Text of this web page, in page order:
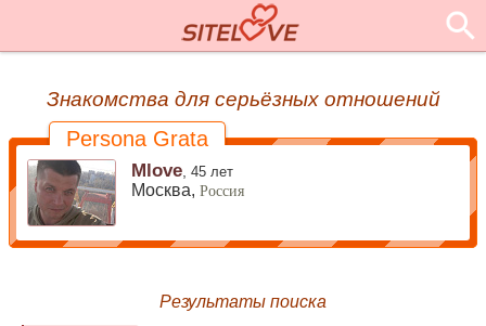
Знакомства для серьёзных отношений
Persona Grata
Mlove ,45 лет
Москва,Россия
Результаты поиска